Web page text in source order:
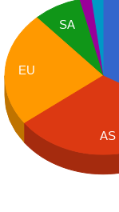
SA
EU
AS